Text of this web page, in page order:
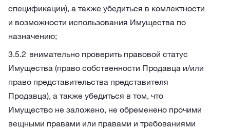
спецификации), а также убедиться в комлектности
и возможности использования Имущества по
назначению;
внимательно проверить правовой статус
Имущества (право собственности Продавца и/или
право представительства представителя
Продавца), а также убедиться в том, что
Имущество не заложено, не обременено прочими
вещными правами или правами и требованиями